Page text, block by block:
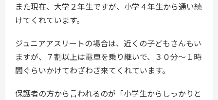
また現在、大学２年生ですが、小学４年生から通い続
けてくれています。
ジュニアアスリートの場合は、近くの子どもさんもい
ますが、７割以上は電車を乗り継いで、３０分～１時
間ぐらいかけてわざわざ来てくれています。
保護者の方から言われるのが「小学生からしっかりと